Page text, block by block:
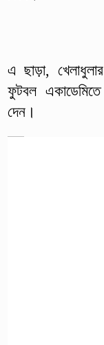
এ ছাড়া,
ফুটবল
দেন।